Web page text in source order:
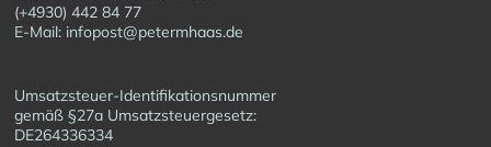
(+4930) 442 84 77
E-Mail: infopost@petermhaas.de
Umsatzsteuer-Identifikationsnummer
gemäß §27a Umsatzsteuergesetz:
DE264336334